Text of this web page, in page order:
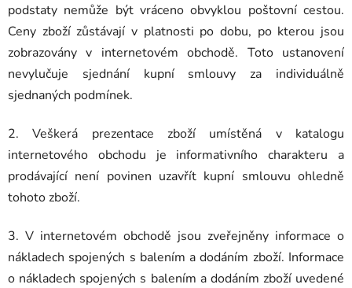
podstaty nemůže být vráceno obvyklou poštovní cestou.
Ceny zboží zůstávají v platnosti po dobu, po kterou jsou
zobrazovány v internetovém obchodě. Toto ustanovení
nevylučuje sjednání kupní smlouvy za individuálně
sjednaných podmínek.
2. Veškerá prezentace zboží umístěná v katalogu
internetového obchodu je informativního charakteru a
prodávající není povinen uzavřít kupní smlouvu ohledně
tohoto zboží.
3. V internetovém obchodě jsou zveřejněny informace o
nákladech spojených s balením a dodáním zboží. Informace
o nákladech spojených s balením a dodáním zboží uvedené